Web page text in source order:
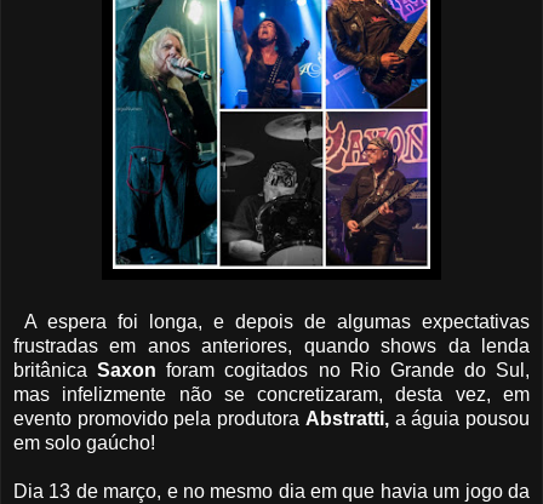
A espera foi longa, e depois de algumas expectativas
frustradas em anos anteriores, quando shows da lenda
britânicaSaxon foram cogitados no Rio Grande do Sul,
mas infelizmente não se concretizaram, desta vez, em
evento promovido pela produtora Abstratti,a águia pousou
em solo gaúcho!
Dia 13 de março, e no mesmo dia em que havia um jogo da